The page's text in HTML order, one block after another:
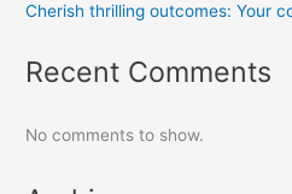
Cherish thrilling outcomes: Your
Recent Comments
No comments to show.